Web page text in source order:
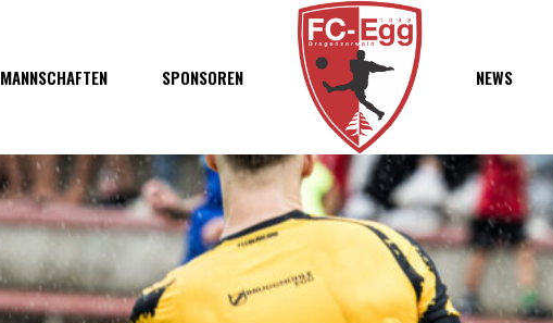
MANNSCHAFTEN
1. Mannschaft
1b-Mannschaft
Nachwuchs
SPONSOREN NEWS